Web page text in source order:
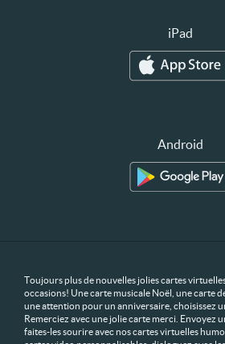
iPad
Android
Toujours plus de nouvelles jolies cartes
occasions! Une carte musicale Noël, une carte
une attention pour un anniversaire, choisissez
Remerciez avec une jolie carte merci. Envoyez
faites-les sourire avec nos cartes virtuelles